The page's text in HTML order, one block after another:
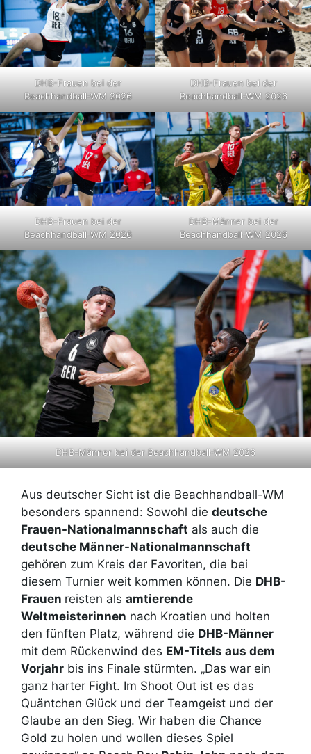
DHB-Frauen bei der
Beachhandball-WM 2026
DHB-Frauen bei der
Beachhandball-WM 2026
DHB-Frauen bei der
Beachhandball-WM 2026
DHB-Männer bei der
Beachhandball-WM 2026
DHB-Männer bei der Beachhandball-WM 2026
Aus deutscher Sicht ist die Beachhandball-WM
besonders spannend: Sowohl die deutsche
Frauen-Nationalmannschaft als auch die
deutsche Männer-Nationalmannschaft
gehören zum Kreis der Favoriten, die bei
diesem Turnier weit kommen können. Die DHB-
Frauen reisten als amtierende
Weltmeisterinnen nach Kroatien und holten
den fünften Platz, während die DHB-Männer
mit dem Rückenwind des EM-Titels aus dem
Vorjahr bis ins Finale stürmten. „Das war ein
ganz harter Fight. Im Shoot Out ist es das
Quäntchen Glück und der Teamgeist und der
Glaube an den Sieg. Wir haben die Chance
Gold zu holen und wollen dieses Spiel